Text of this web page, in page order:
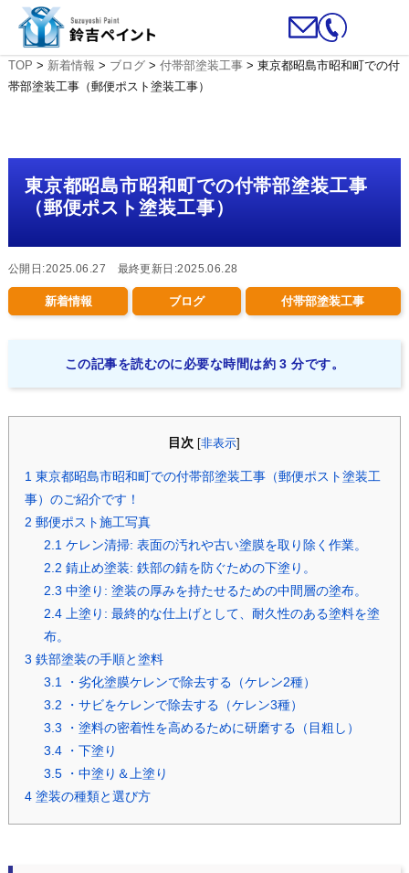
TOP > 新着情報 > ブログ> 付帯部塗装工事> 東京都昭島市昭和町での付
帯部塗装工事（郵便ポスト塗装工事）
東京都昭島市昭和町での付帯部塗装工事
（郵便ポスト塗装工事）
公開日:2025.06.27 最終更新日:2025.06.28
新着情報 ブログ 付帯部塗装工事
この記事を読むのに必要な時間は約 3 分です。
目次 [非表示
1東京都昭島市昭和町での付帯部塗装工事（郵便ポスト塗装工
事）のご紹介です！
2 郵便ポスト施工写真
2.1ケレン清掃: 表面の汚れや古い塗膜を取り除く作業。
2.2 錆止め塗装: 鉄部の錆を防ぐための下塗り。
2.3 中塗り: 塗装の厚みを持たせるための中間層の塗布。
2.4上塗り: 最終的な仕上げとして、耐久性のある塗料を塗
布。
3 鉄部塗装の手順と塗料
3.1・劣化塗膜ケレンで除去する（ケレン2種）
3.2 ・サビをケレンで除去する（ケレン3種）
3.3 ・塗料の密着性を高めるために研磨する（目粗し）
3.4・下塗り
3.5・中塗り＆上塗り
4塗装の種類と選び方